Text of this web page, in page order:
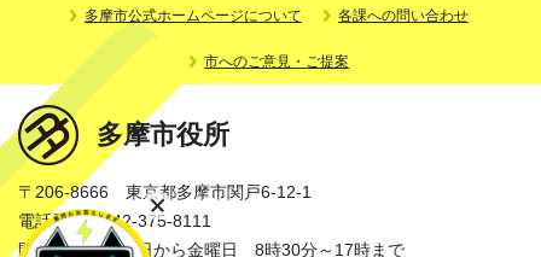
多摩市公式ホームページについて 各課への問い合わせ
市へのご意見・ご提案
多摩市役所
〒206-8666 東京都多摩市関戸6-12-1
電話番号：042-375-8111
開庁時間：月曜日から金曜日 8時30分～17時まで